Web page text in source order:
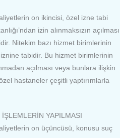
on ikincisi, özel izne tabi
izin alınmaksızın açılması
Nitekim bazı hizmet birimlerinin
iznine tabidir. Bu hizmet birimlerinin
açılması veya bunlara ilişkin
hastaneler çeşitli yaptırımlarla
YAPILMASI
on üçüncüsü, konusu suç